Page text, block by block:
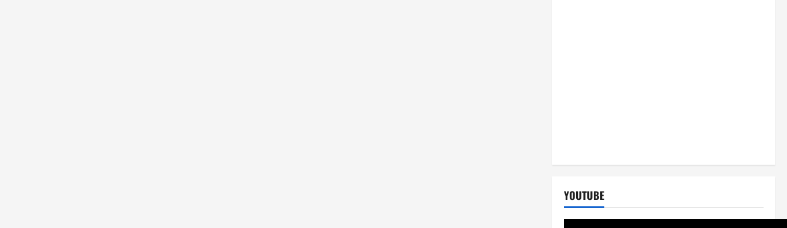
YOUTUBE